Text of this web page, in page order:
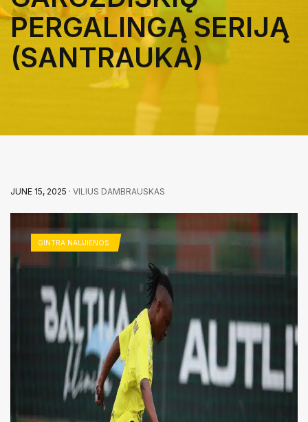
PERGALINGĄ SERIJĄ
(SANTRAUKA)
JUNE 15, 2025 · VILIUS DAMBRAUSKAS
GINTRA NAUJIENOS